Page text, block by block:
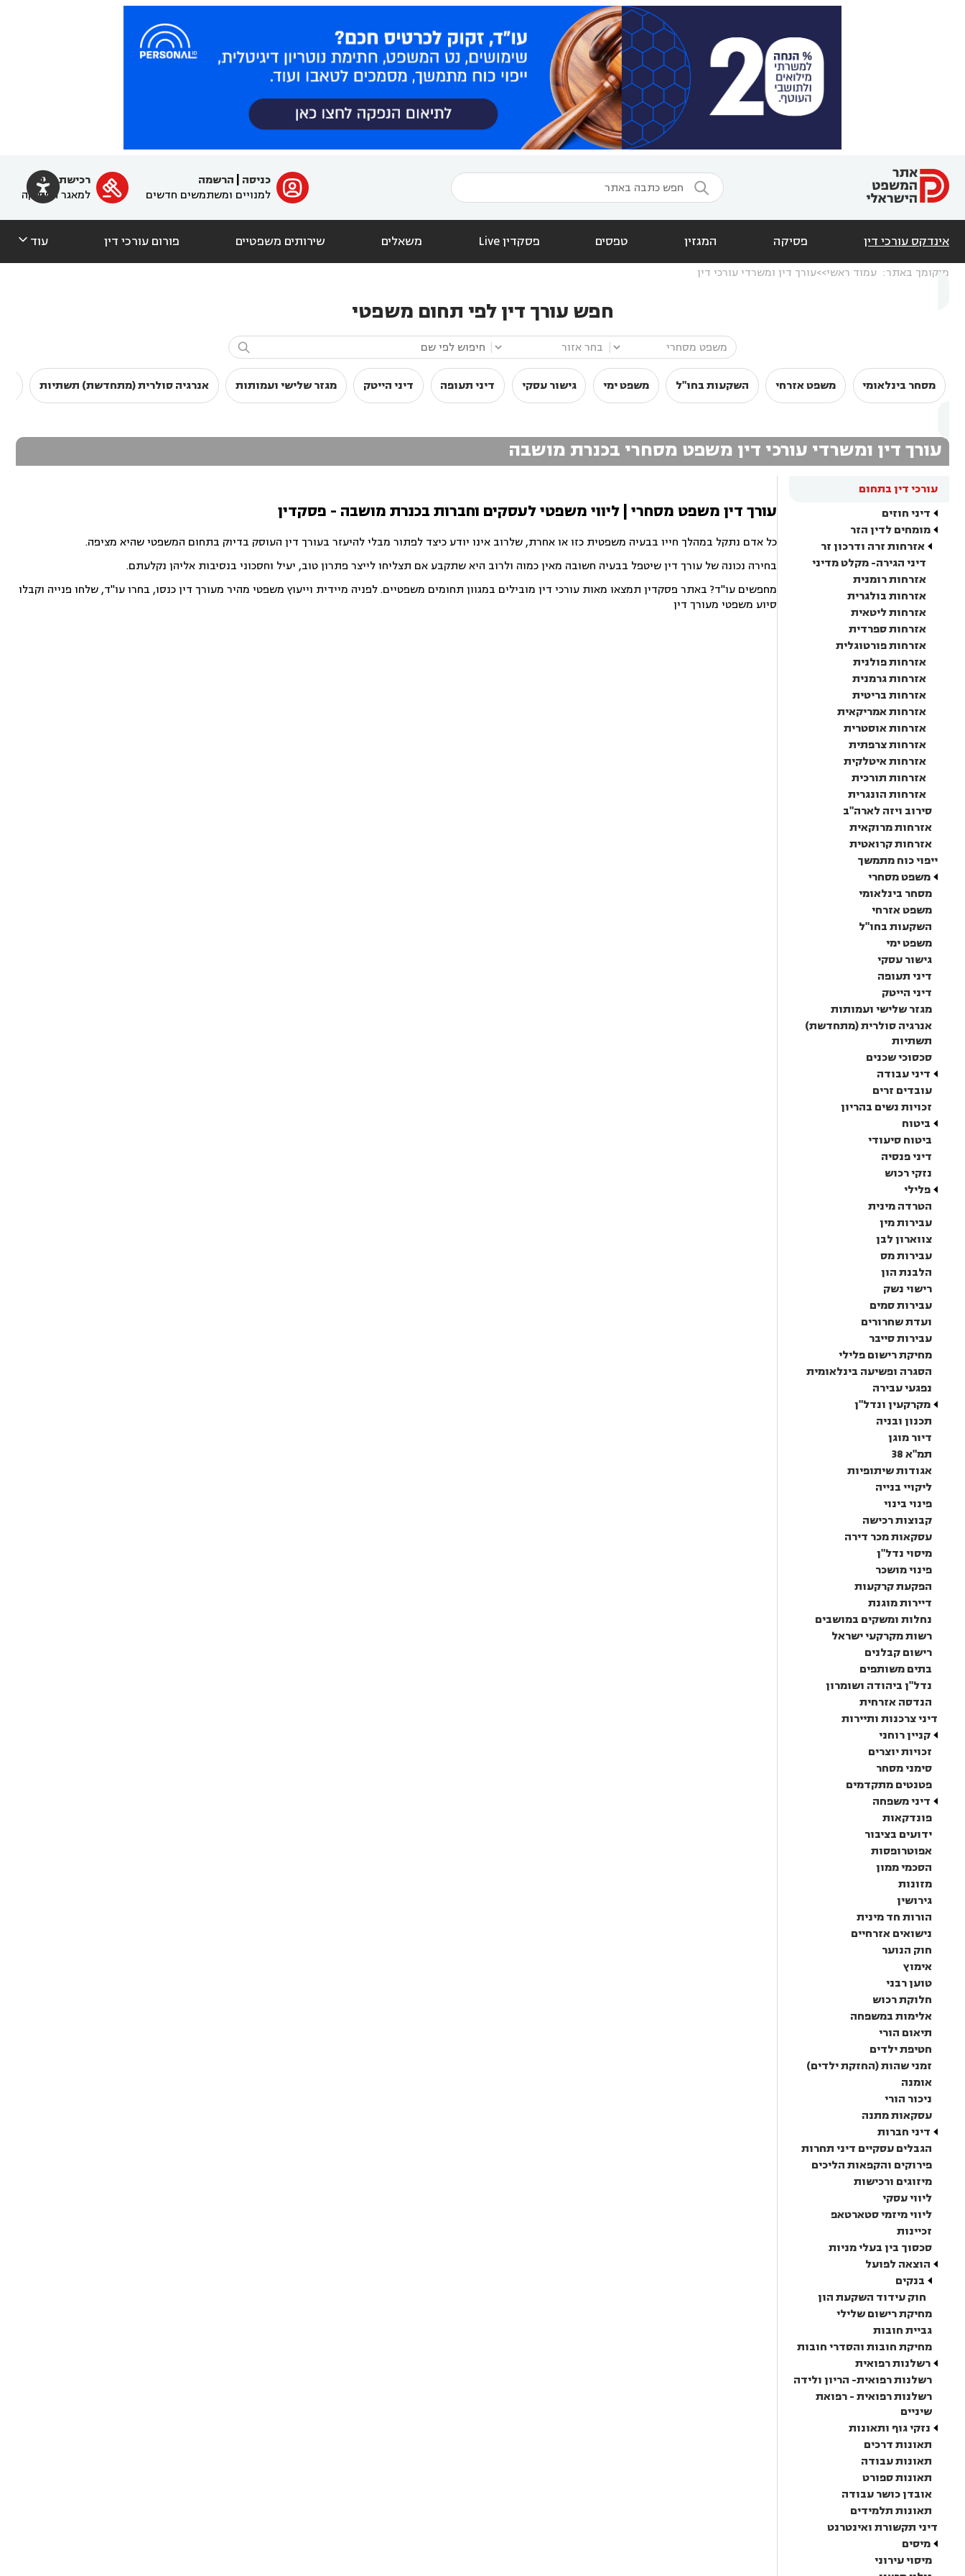
  ﱐ כניסה
הרשמה
למנויים ומשתמשים חדשים

רכישת מנוי
למאגר הפסיקה
אינדקס עורכי דין פסיקה המגזין טפסים פסקדין Live משאלים שירותים משפטיים פורום עורכי דין עוד 
מיקומך באתר: עמוד ראשי עורך דין ומשרדי עורכי דין
חפש עורך דין לפי תחום משפטי

מסחר בינלאומי משפט אזרחי השקעות בחו"ל משפט ימי גישור עסקי דיני תעופה דיני הייטק מגזר שלישי ועמותות אנרגיה סולרית (מתחדשת) תשתיות
עורך דין ומשרדי עורכי דין משפט מסחרי בכנרת מושבה
עורכי דין בתחום
דיני חוזים
מומחים לדין הזר
אזרחות זרה ודרכון זר
דיני הגירה- מקלט מדיני
אזרחות רומנית
אזרחות בולגרית
אזרחות ליטאית
אזרחות ספרדית
אזרחות פורטוגלית
אזרחות פולנית
אזרחות גרמנית
אזרחות בריטית
אזרחות אמריקאית
אזרחות אוסטרית
אזרחות צרפתית
אזרחות איטלקית
אזרחות תורכית
אזרחות הונגרית
סירוב ויזה לארה"ב
אזרחות מרוקאית
אזרחות קרואטית
ייפוי כוח מתמשך
משפט מסחרי
מסחר בינלאומי
משפט אזרחי
השקעות בחו"ל
משפט ימי
גישור עסקי
דיני תעופה
דיני הייטק
מגזר שלישי ועמותות
אנרגיה סולרית (מתחדשת)
תשתיות
סכסוכי שכנים
דיני עבודה
עובדים זרים
זכויות נשים בהריון
ביטוח
ביטוח סיעודי
דיני פנסיה
נזקי רכוש
פלילי
הטרדה מינית
עבירות מין
צווארון לבן
עבירות מס
הלבנת הון
רישוי נשק
עבירות סמים
ועדת שחרורים
עבירות סייבר
מחיקת רישום פלילי
הסגרה ופשיעה בינלאומית
נפגעי עבירה
מקרקעין ונדל"ן
תכנון ובניה
דיור מוגן
תמ"א 38
אגודות שיתופיות
ליקויי בנייה
פינוי בינוי
קבוצות רכישה
עסקאות מכר דירה
מיסוי נדל"ן
פינוי מושכר
הפקעת קרקעות
דיירות מוגנת
נחלות ומשקים במושבים
רשות מקרקעי ישראל
רישום קבלנים
בתים משותפים
נדל"ן ביהודה ושומרון
הנדסה אזרחית
דיני צרכנות ותיירות
קניין רוחני
זכויות יוצרים
סימני מסחר
פטנטים מתקדמים
דיני משפחה
פונדקאות
ידועים בציבור
אפוטרופסות
הסכמי ממון
מזונות
גירושין
הורות חד מינית
נישואים אזרחיים
חוק הנוער
אימוץ
טוען רבני
חלוקת רכוש
אלימות במשפחה
תיאום הורי
חטיפת ילדים
זמני שהות (החזקת ילדים)
אומנה
ניכור הורי
עסקאות מתנה
דיני חברות
הגבלים עסקיים דיני תחרות
פירוקים והקפאות הליכים
מיזוגים ורכישות
ליווי עסקי
ליווי מיזמי סטארטאפ
זכיינות
סכסוך בין בעלי מניות
הוצאה לפועל
בנקים
חוק עידוד השקעת הון
מחיקת רישום שלילי
גביית חובות
מחיקת חובות והסדרי חובות
רשלנות רפואית
רשלנות רפואית- הריון ולידה
רשלנות רפואית - רפואת
שיניים
נזקי גוף ותאונות
תאונות דרכים
תאונות עבודה
תאונות ספורט
אובדן כושר עבודה
תאונות תלמידים
דיני תקשורת ואינטרנט
מיסים
מיסוי עירוני
עורך דין משפט מסחרי | ליווי משפטי לעסקים וחברות בכנרת מושבה - פסקדין
כל אדם נתקל במהלך חייו בבעיה משפטית כזו או אחרת, שלרוב אינו יודע כיצד לפתור מבלי להיעזר בעורך דין העוסק בדיוק בתחום המשפטי שהיא מציפה.
בחירה נכונה של עורך דין שיטפל בבעיה חשובה מאין כמוה ולרוב היא שתקבע אם תצליחו לייצר פתרון טוב, יעיל וחסכוני בנסיבות אליהן נקלעתם.
מחפשים עו"ד? באתר פסקדין תמצאו מאות עורכי דין מובילים במגוון תחומים משפטיים. לפניה מיידית וייעוץ משפטי מהיר מעורך דין כנסו, בחרו עו"ד, שלחו פנייה וקבלו
סיוע משפטי מעורך דין